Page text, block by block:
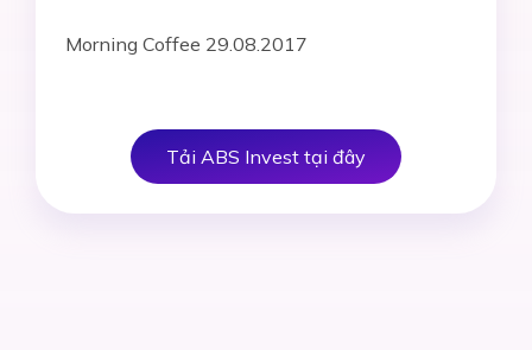
Morning Coffee 29.08.2017
Tải ABS Invest tại đây